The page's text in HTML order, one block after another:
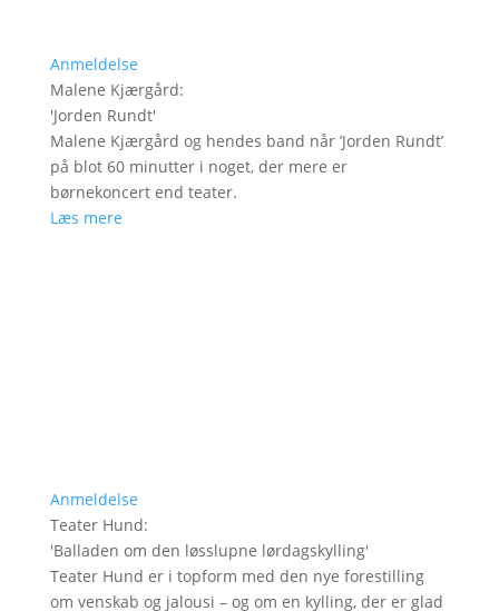
Anmeldelse
Malene Kjærgård:
'Jorden Rundt'
Malene Kjærgård og hendes band når ’Jorden Rundt’
på blot 60 minutter i noget, der mere er
børnekoncert end teater.
Læs mere
Anmeldelse
Teater Hund:
'Balladen om den løsslupne lørdagskylling'
Teater Hund er i topform med den nye forestilling
om venskab og jalousi – og om en kylling, der er glad